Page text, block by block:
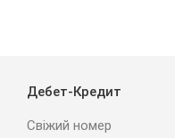
Дебет-Кредит
Свіжий номер